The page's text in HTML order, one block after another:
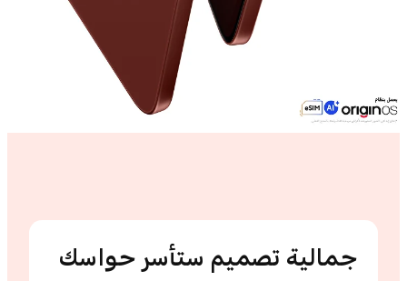
جمالية تصميم ستأسر حواسك